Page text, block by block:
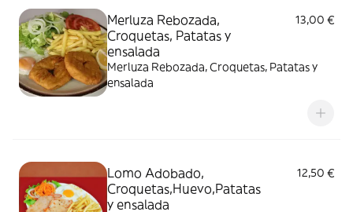
Merluza Rebozada,
Croquetas, Patatas y
ensalada
13,00 €
Merluza Rebozada, Croquetas, Patatas y
ensalada
Lomo Adobado,
Croquetas,Huevo,Patatas
y ensalada
12,50 €